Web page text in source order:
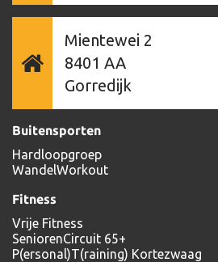
Mientewei 2
8401 AA
Gorredijk
Buitensporten
Hardloopgroep
WandelWorkout
Fitness
Vrije Fitness
SeniorenCircuit 65+
P(ersonal)T(raining) Kortezwaag